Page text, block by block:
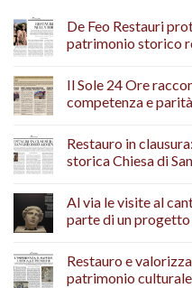
De Feo Restauri
patrimonio storico
Il Sole 24 Ore
competenza e
Restauro in
storica Chiesa di
Al via le visite al
parte di un
Restauro e
patrimonio culturale